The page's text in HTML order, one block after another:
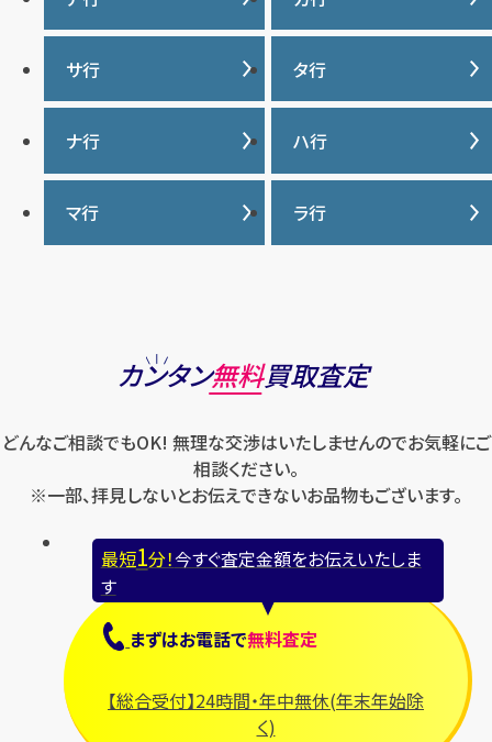
IWC
ヴァシュロンコンスタンタ
ン
ウブロ
エルメス
オーデマ ピゲ
カナダグース
カルティエ
グッチ
クロムハーツ
ケイト・スペード
サ行
サマンサタバサ
ジーショック
ジャガー・ルクルト
スウォッチ
ゼニス
セリーヌ
タ行
タグ・ホイヤー
ディオール
ティファニー
ナ行
ナイキ
ハ行
バーバリー
バカラ
ハリー・ウィンストン
フェラガモ
フェンディ
ブライトリング
プラダ
フランク ミュラー
マ行 ラ行
ロエベ
ロンジン
カンタン無料買取査定
どんなご相談でもOK! 無理な交渉はいたしませんのでお気軽にご
相談ください。
※一部、拝見しないとお伝えできないお品物もございます。
最短1分！今すぐ査定金額をお伝えいたしま
す
まずはお電話で無料査定
【総合受付】24時間・年中無休(年末年始除
く)